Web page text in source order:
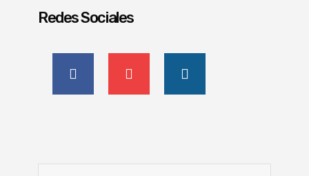
Redes Sociales